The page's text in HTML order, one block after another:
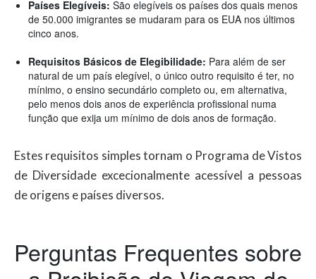
Países Elegíveis: São elegíveis os países dos quais menos
de 50.000 imigrantes se mudaram para os EUA nos últimos
cinco anos.
Requisitos Básicos de Elegibilidade: Para além de ser
natural de um país elegível, o único outro requisito é ter, no
mínimo, o ensino secundário completo ou, em alternativa,
pelo menos dois anos de experiência profissional numa
função que exija um mínimo de dois anos de formação.
Estes requisitos simples tornam o Programa de Vistos
de Diversidade excecionalmente acessível a pessoas
de origens e países diversos.
Perguntas Frequentes sobre